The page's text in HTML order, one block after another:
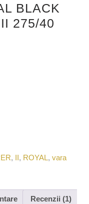
BLACK
275/40
ROYAL EXPLORER
, II, ROYAL, vara
Recenzii (1)